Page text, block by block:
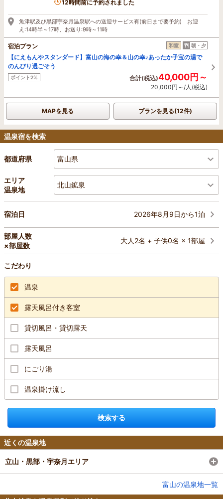
12時間前に予約されました
魚津駅及び黒部宇奈月温泉駅への送迎サービス有(前日まで要予約) お迎
え:14時半～17時、お送り:9時～11時
宿泊プラン 和室 朝・夕
【にえもんやスタンダード】富山の海の幸＆山の幸♪あったか子宝の湯で
のんびり過ごそう
ポイント2% 合計(税込)40,000円～
20,000円～/人(税込)
MAPを見る プランを見る(12件)
温泉宿を検索
都道府県 富山県
エリア
温泉地
北山鉱泉
宿泊日 2026年8月9日から1泊
部屋人数
×部屋数
大人2名 + 子供0名 × 1部屋
こだわり
温泉
露天風呂付き客室
貸切風呂・貸切露天
露天風呂
にごり湯
温泉掛け流し
検索する
近くの温泉地
立山・黒部・宇奈月エリア
富山の温泉地一覧